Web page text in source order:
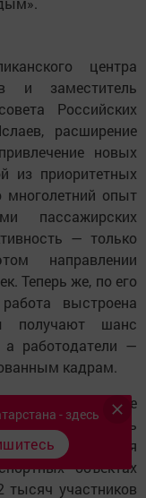
центра
и заместитель
Российских
расширение
новых
из приоритетных
опыт
пассажирских
— только
направлении
Теперь же, по его
выстроена
получают шанс
работодатели —
кадрам.
студенческие
Для
объектах
тысяч участников
- здесь